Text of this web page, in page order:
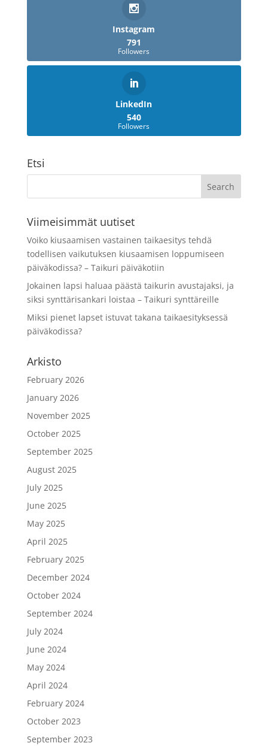
Instagram
791
Followers
LinkedIn
540
Followers
Etsi
Viimeisimmät uutiset
Voiko kiusaamisen vastainen taikaesitys tehdä
todellisen vaikutuksen kiusaamisen loppumiseen
päiväkodissa? – Taikuri päiväkotiin
Jokainen lapsi haluaa päästä taikurin avustajaksi, ja
siksi synttärisankari loistaa – Taikuri synttäreille
Miksi pienet lapset istuvat takana taikaesityksessä
päiväkodissa?
Arkisto
February 2026
January 2026
November 2025
October 2025
September 2025
August 2025
July 2025
June 2025
May 2025
April 2025
February 2025
December 2024
October 2024
September 2024
July 2024
June 2024
May 2024
April 2024
February 2024
October 2023
September 2023